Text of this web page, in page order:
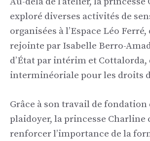
exploré diverses activités de
organisées à l’Espace Léo
rejointe par Isabelle Berro-
d’État par intérim et Cottalorda,
interminéoriale pour les droits
Grâce à son travail de fondation
plaidoyer, la princesse Charline
renforcer l’importance de la